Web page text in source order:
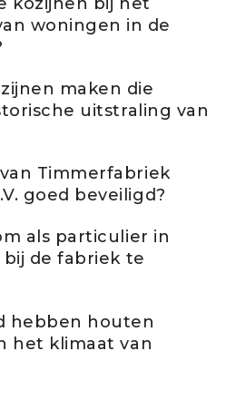
woningen in de
maken die
uitstraling van
Timmerfabriek
goed beveiligd?
als particulier in
de fabriek te
hebben houten
het klimaat van